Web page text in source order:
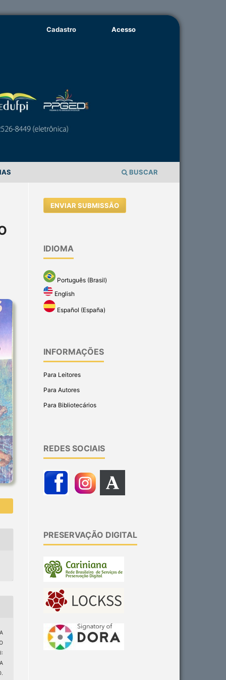
BUSCAR
Cadastro Acesso
ENVIAR SUBMISSÃO
IDIOMA
Português (Brasil)
English
Español (España)
INFORMAÇÕES
Para Leitores
Para Autores
Para Bibliotecários
REDES SOCIAIS
PRESERVAÇÃO DIGITAL